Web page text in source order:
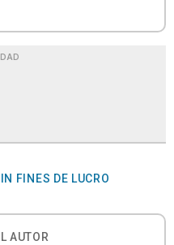
FINES DE LUCRO
AUTOR